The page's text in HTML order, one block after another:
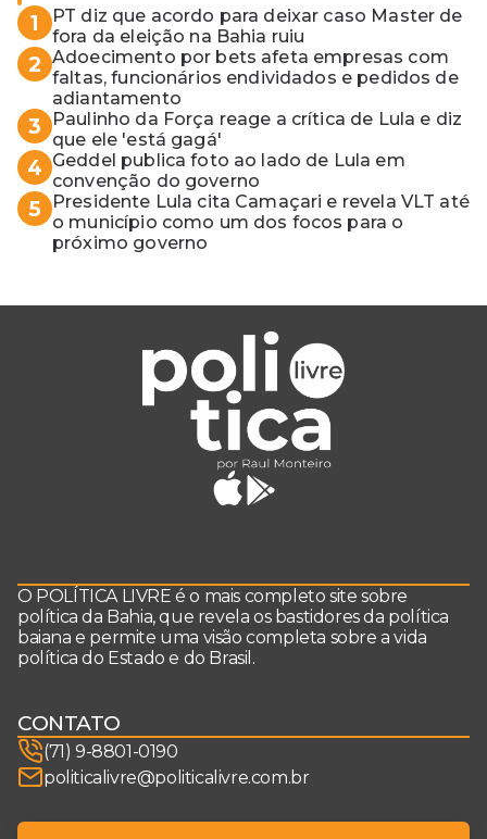
1
PT diz que acordo para deixar caso Master de
fora da eleição na Bahia ruiu
2 Adoecimento por bets afeta empresas com
faltas, funcionários endividados e pedidos de
adiantamento
3
Paulinho da Força reage a crítica de Lula e diz
que ele 'está gagá'
4 Geddel publica foto ao lado de Lula em
convenção do governo
5
Presidente Lula cita Camaçari e revela VLT até
o município como um dos focos para o
próximo governo
O POLÍTICA LIVRE é o mais completo site sobre
política da Bahia, que revela os bastidores da política
baiana e permite uma visão completa sobre a vida
política do Estado e do Brasil.
CONTATO
(71) 9-8801-0190
politicalivre@politicalivre.com.br